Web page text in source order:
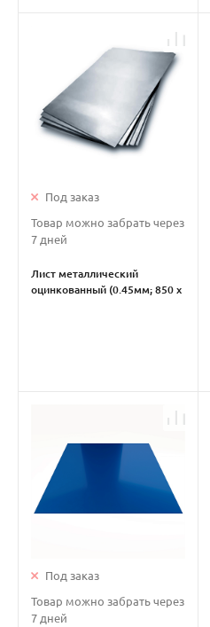
Под заказ
Товар можно забрать через
7 дней
Лист металлический
оцинкованный (0.45мм; 850 х
Под заказ
Товар можно забрать через
7 дней